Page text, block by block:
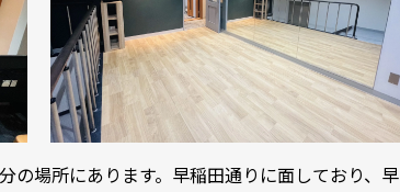
の場所にあります。早稲田通りに面しており、早